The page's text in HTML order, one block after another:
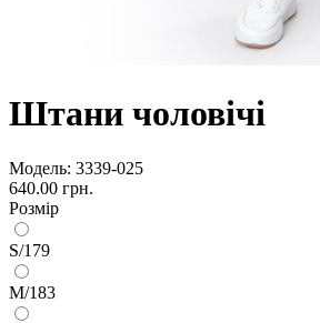
Штани чоловічі
Модель: 3339-025
640.00 грн.
Розмір
S/179
M/183